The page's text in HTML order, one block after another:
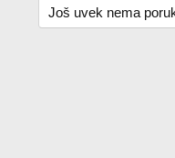
Još uvek nema